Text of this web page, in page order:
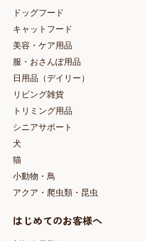
ドッグフード
キャットフード
美容・ケア用品
服・おさんぽ用品
日用品（デイリー）
リビング雑貨
トリミング用品
シニアサポート
犬
猫
小動物・鳥
アクア・爬虫類・昆虫
はじめてのお客様へ